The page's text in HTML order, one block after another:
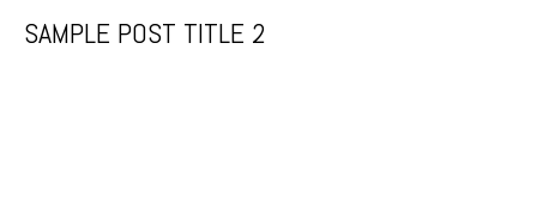
SAMPLE POST TITLE 2